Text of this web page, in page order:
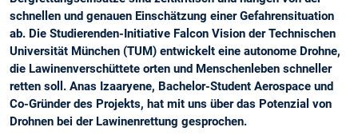
schnellen und genauen Einschätzung einer Gefahrensituation
ab. Die Studierenden-Initiative Falcon Vision der Technischen
Universität München (TUM) entwickelt eine autonome Drohne,
die Lawinenverschüttete orten und Menschenleben schneller
retten soll. Anas Izaaryene, Bachelor-Student Aerospace und
Co-Gründer des Projekts, hat mit uns über das Potenzial von
Drohnen bei der Lawinenrettung gesprochen.